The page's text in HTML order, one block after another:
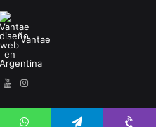
Vantae